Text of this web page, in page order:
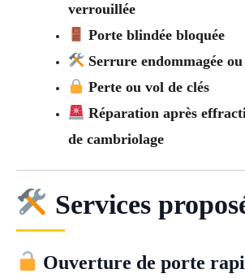
verrouillée
Porte blindée bloquée
Serrure endommagée ou
Perte ou vol de clés
Réparation après
de cambriolage
Services
Ouverture de porte